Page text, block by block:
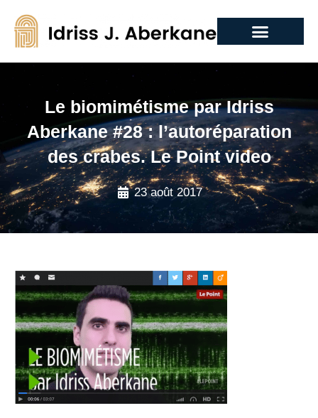
Le biomimétisme par Idriss
Aberkane #28 : l’autoréparation
des crabes. Le Point video
23 août 2017